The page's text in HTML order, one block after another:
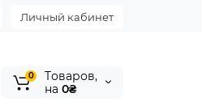
Личный кабинет
0
Tоваров,
на 0₴